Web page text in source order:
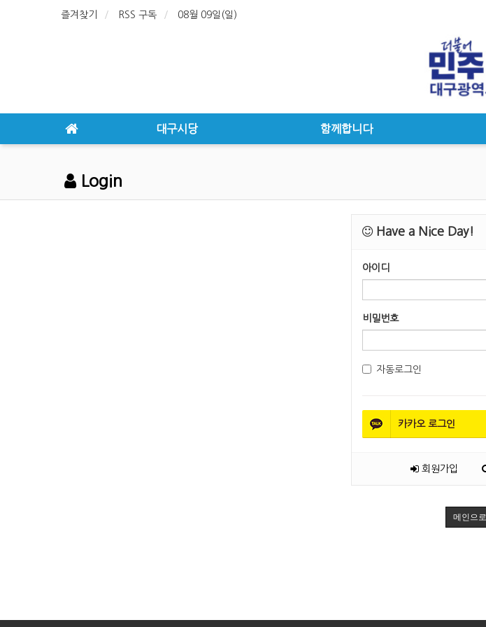
즐겨찾기 RSS 구독 08월 09일(일)
대구시당 함께합니다
Login
Have a Nice Day!
아이디
비밀번호
자동로그인
카카오로그인
회원가입
메인으로